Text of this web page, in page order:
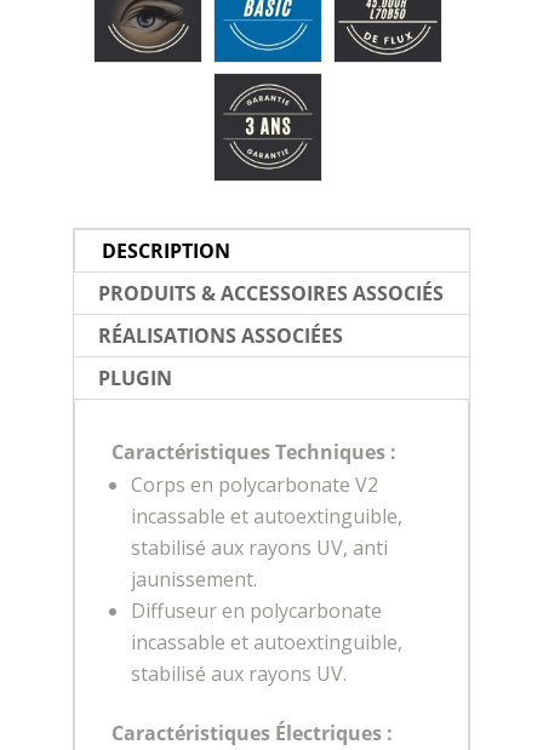
DESCRIPTION
PRODUITS & ACCESSOIRES ASSOCIÉS
RÉALISATIONS ASSOCIÉES
PLUGIN
Caractéristiques Techniques :
Corps en polycarbonate V2
incassable et autoextinguible,
stabilisé aux rayons UV, anti
jaunissement.
Diffuseur en polycarbonate
incassable et autoextinguible,
stabilisé aux rayons UV.
Caractéristiques Électriques :